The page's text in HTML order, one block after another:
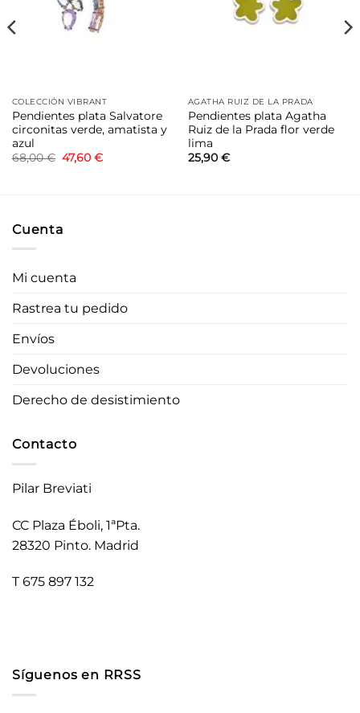
COLECCIÓN VIBRANT
Pendientes plata Salvatore
circonitas verde, amatista y
azul
68,00€ El
precio
47,60 €El
AGATHA RUIZ DE LA PRADA
Pendientes plata Agatha
Ruiz de la Prada flor verde
lima
25,90 €
Cuenta
Mi cuenta
Rastrea tu pedido
Envíos
Devoluciones
Derecho de desistimiento
Contacto
Pilar Breviati
CC Plaza Éboli, 1ªPta.
28320 Pinto. Madrid
T 675 897 132
Síguenos en RRSS